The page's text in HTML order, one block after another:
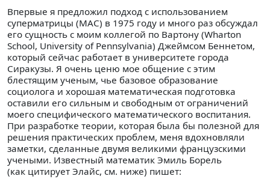
Впервые я предложил подход с использованием
суперматрицы (МАС) в 1975 году и много раз обсуждал
его сущность с моим коллегой по Вартону (Wharton
School, University of Pennsylvania) Джеймсом Беннетом,
который сейчас работает в университете города
Сиракузы. Я очень ценю мое общение с этим
блестящим ученым, чье базовое образование
социолога и хорошая математическая подготовка
оставили его сильным и свободным от ограничений
моего специфического математического воспитания.
При разработке теории, которая была бы полезной для
решения практических проблем, меня вдохновляли
заметки, сделанные двумя великими французскими
учеными. Известный математик Эмиль Борель
(как цитирует Элайс, см. ниже) пишет: